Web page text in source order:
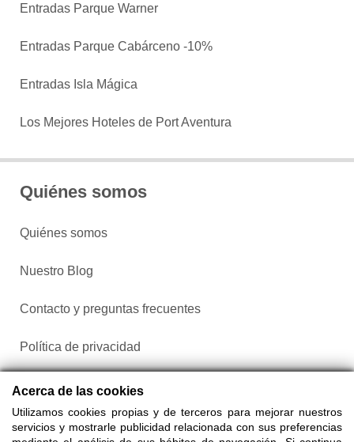
Entradas Parque Warner
Entradas Parque Cabárceno -10%
Entradas Isla Mágica
Los Mejores Hoteles de Port Aventura
Quiénes somos
Quiénes somos
Nuestro Blog
Contacto y preguntas frecuentes
Política de privacidad
Configurar cookies
Acerca de las cookies
Utilizamos cookies propias y de terceros para mejorar nuestros
servicios y mostrarle publicidad relacionada con sus preferencias